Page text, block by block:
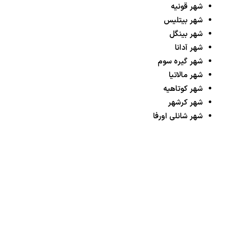
شهر قونیه
شهر بیتلیس
شهر بینگل
شهر آدانا
شهر گیره سوم
شهر مالاتیا
شهر کوتاهیه
شهر کرشهر
شهر شانلی اورفا